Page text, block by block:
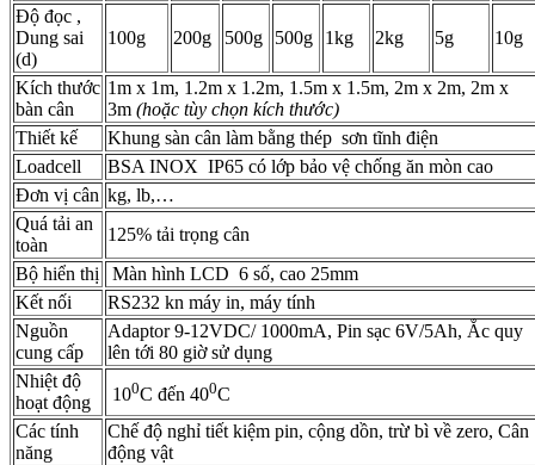
Độ đọc ,
Dung sai
(d)
100g 200g 500g 500g 1kg 2kg 5g 10g
Kích thước
bàn cân
1m x 1m, 1.2m x 1.2m, 1.5m x 1.5m, 2m x 2m, 2m x
3m (hoặc tùy chọn kích thước)
Thiết kế
Khung sàn cân làm bằng thép sơn tĩnh điện
Loadcell
BSA INOX IP65 có lớp bảo vệ chống ăn mòn cao
Đơn vị cân kg, lb,…
Quá tải an
toàn
125% tải trọng cân
Bộ hiển thị
Màn hình LCD 6 số, cao 25mm
Kết nối
RS232 kn máy in, máy tính
Nguồn
cung cấp
Adaptor 9-12VDC/ 1000mA, Pin sạc 6V/5Ah, Ắc quy
lên tới 80 giờ sử dụng
Nhiệt độ
hoạt động
100C đến 400C
Các tính
năng
Chế độ nghỉ tiết kiệm pin, cộng dồn, trừ bì về zero, Cân
động vật